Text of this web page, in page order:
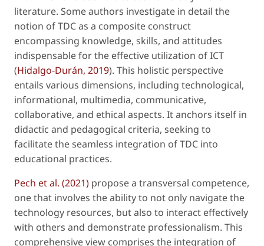
literature. Some authors investigate in detail the
notion of TDC as a composite construct
encompassing knowledge, skills, and attitudes
indispensable for the effective utilization of ICT
(Hidalgo-Durán, 2019). This holistic perspective
entails various dimensions, including technological,
informational, multimedia, communicative,
collaborative, and ethical aspects. It anchors itself in
didactic and pedagogical criteria, seeking to
facilitate the seamless integration of TDC into
educational practices.
Pech et al. (2021) propose a transversal competence,
one that involves the ability to not only navigate the
technology resources, but also to interact effectively
with others and demonstrate professionalism. This
comprehensive view comprises the integration of